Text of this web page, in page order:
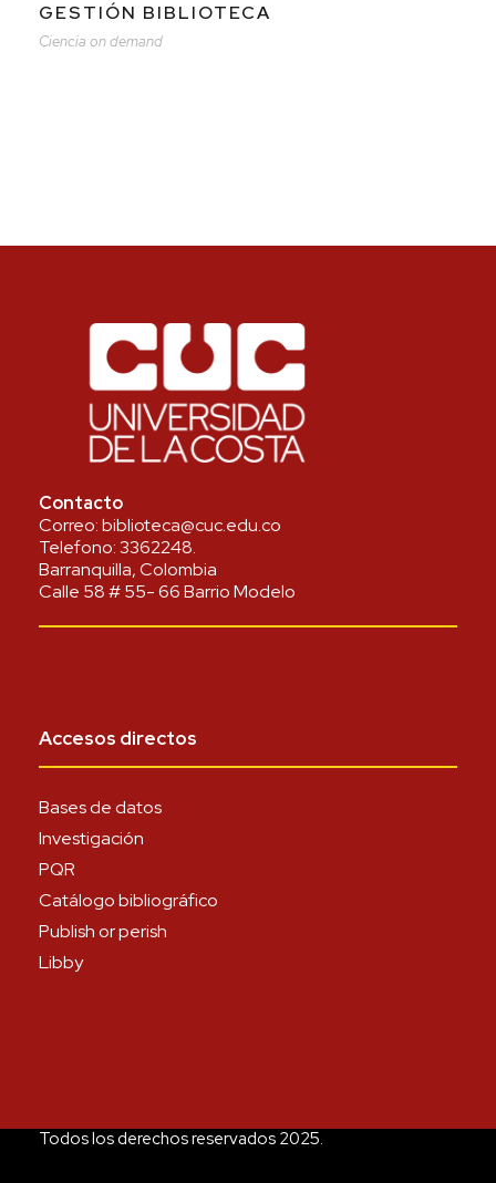
GESTIÓN BIBLIOTECA
Ciencia on demand
Contacto
Correo:biblioteca@cuc.edu.co
Telefono:3362248.
Barranquilla, Colombia
Calle 58 # 55- 66 Barrio Modelo
Accesos directos
Bases de datos
Investigación
PQR
Catálogo bibliográfico
Publish or perish
Libby
Todos los derechos reservados 2025.